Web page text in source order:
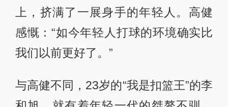
上，挤满了一展身手的年轻人。高健
感慨：“如今年轻人打球的环境确实比
我们以前更好了。”
与高健不同，23岁的“我是扣篮王”的李